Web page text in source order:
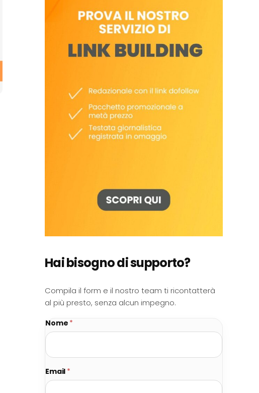
Hai bisogno di supporto?
Compila il form e il nostro team ti ricontatterà
al più presto, senza alcun impegno.
Nome *
Email *